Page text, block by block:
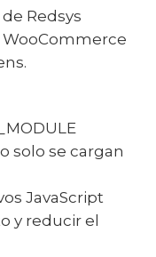
Redsys
solo se cargan
JavaScript
y reducir el